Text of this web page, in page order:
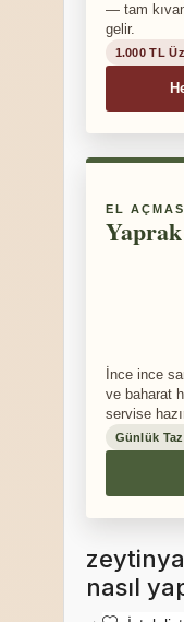
— tam
gelir.
1.000 TL
EL
İnce ince
ve baharat
servise
Günlük
nasıl